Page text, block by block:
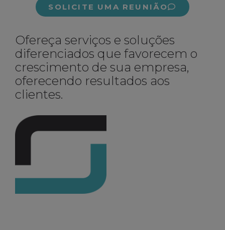
SOLICITE UMA REUNIÃO
Ofereça serviços e soluções
diferenciados que favorecem o
crescimento de sua empresa,
oferecendo resultados aos
clientes.